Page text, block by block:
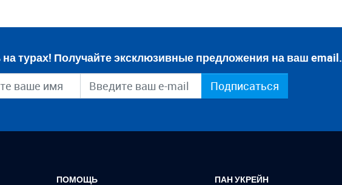
на турах! Получайте эксклюзивные предложения на ваш email.
Подписаться
ПОМОЩЬ ПАН УКРЕЙН